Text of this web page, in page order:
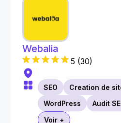
Webalia
5 (30)
SEO
Creation de
WordPress
Audit
Voir +